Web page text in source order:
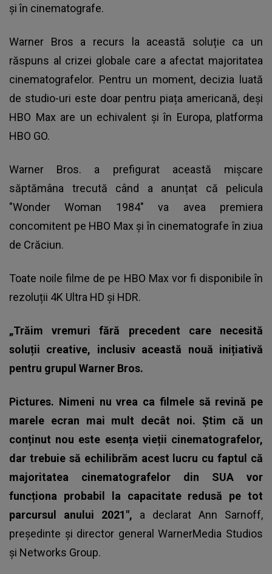
și în cinematografe.
Warner Bros a recurs la această soluție ca un
răspuns al crizei globale care a afectat majoritatea
cinematografelor. Pentru un moment, decizia luată
de studio-uri este doar pentru piața americană, deși
HBO Max are un echivalent și în Europa, platforma
HBO GO.
Warner Bros. a prefigurat această mișcare
săptămâna trecută când a anunțat că pelicula
"Wonder Woman 1984" va avea premiera
concomitent pe HBO Max și în cinematografe în ziua
de Crăciun.
Toate noile filme de pe HBO Max vor fi disponibile în
rezoluții 4K Ultra HD și HDR.
„Trăim vremuri fără precedent care necesită
soluții creative, inclusiv această nouă inițiativă
pentru grupul Warner Bros.
Pictures. Nimeni nu vrea ca filmele să revină pe
marele ecran mai mult decât noi. Știm că un
conținut nou este esența vieții cinematografelor,
dar trebuie să echilibrăm acest lucru cu faptul că
majoritatea cinematografelor din SUA vor
funcționa probabil la capacitate redusă pe tot
parcursul anului 2021", a declarat Ann Sarnoff,
președinte și director general WarnerMedia Studios
și Networks Group.